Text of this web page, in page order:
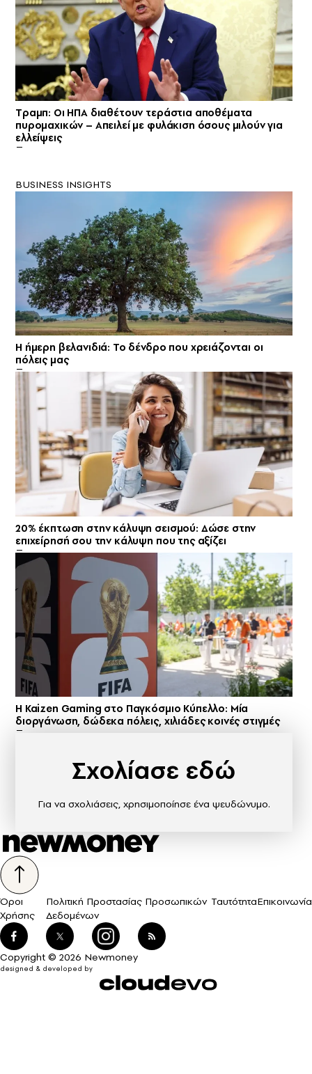
Tραμπ: Οι ΗΠΑ διαθέτουν τεράστια αποθέματα
πυρομαχικών – Απειλεί με φυλάκιση όσους μιλούν για
ελλείψεις
BUSINESS INSIGHTS
Η ήμερη βελανιδιά: Το δένδρο που χρειάζονται οι
πόλεις μας
20% έκπτωση στην κάλυψη σεισμού: Δώσε στην
επιχείρησή σου την κάλυψη που της αξίζει
H Kaizen Gaming στο Παγκόσμιο Kύπελλο: Μία
διοργάνωση, δώδεκα πόλεις, χιλιάδες κοινές στιγμές
Σχολίασε εδώ
Για να σχολιάσεις, χρησιμοποίησε ένα ψευδώνυμο.
Όροι
Χρήσης
Πολιτική Προστασίας Προσωπικών
Δεδομένων
ΤαυτότηταΕπικοινωνία
Copyright © 2026 Newmoney
designed & developed by